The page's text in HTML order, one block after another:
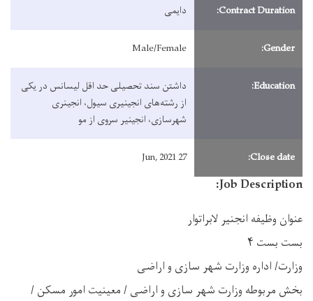
Contract Duration: دایمی
Gender:
Male/Female
Education:
داشتن سند تحصیلی حد اقل لیسانس در یکی
از رشته‌های انجینیری سیول، انجینری
شهرسازی، انجینیر سروی از مو
Close date:
27 Jun, 2021
Job Description:
عنوان وظیفه انجنیر لابراتوار
بست بست ۴
وزارت/ اداره وزارت شهر سازی و اراضی
بخش مربوطه وزارت شهر سازی و اراضی / معینیت امور مسکن /